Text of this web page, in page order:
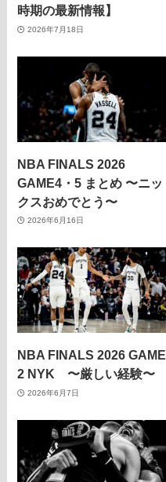
時期の最新情報】
2026年7月18日
NBA FINALS 2026
GAME4・5 まとめ 〜ニッ
クスおめでとう〜
2026年6月16日
NBA FINALS 2026 GAME
2 NYK 〜厳しい経験〜
2026年6月7日